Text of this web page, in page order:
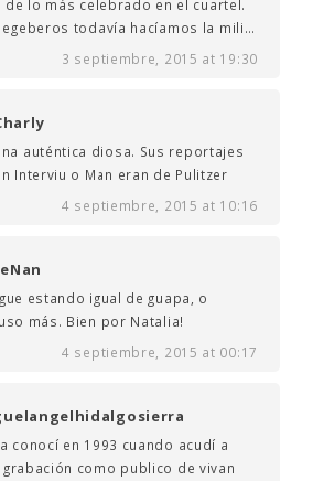
lo más celebrado en el cuartel.
egeberos todavía hacíamos la mili…
3 septiembre, 2015 at 19:30
auténtica diosa. Sus reportajes
Interviu o Man eran de Pulitzer
4 septiembre, 2015 at 10:16
estando igual de guapa, o
más. Bien por Natalia!
4 septiembre, 2015 at 00:17
conocí en 1993 cuando acudí a
grabación como publico de vivan